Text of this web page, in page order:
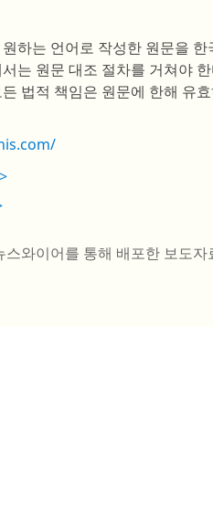
하는 언어로 작성한 원문을
는 원문 대조 절차를 거쳐야
법적 책임은 원문에 한해 유
스와이어를 통해 배포한 보도